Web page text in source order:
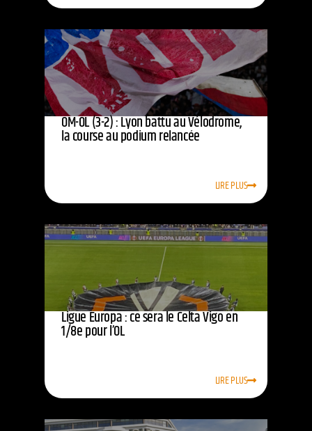
OM-OL (3-2) : Lyon battu au Vélodrome,
la course au podium relancée
LIRE PLUS
Ligue Europa : ce sera le Celta Vigo en
1/8e pour l’OL
LIRE PLUS